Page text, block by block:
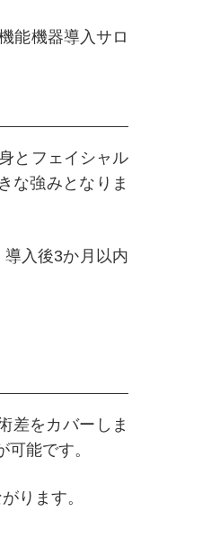
能機器導入サロ
とフェイシャル
な強みとなりま
入後3か月以内
差をカバーしま
能です。
ります。